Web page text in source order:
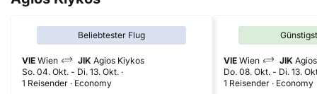
Beliebtester Flug
VIE Wien JIK Agios Kiykos
So. 04. Okt. - Di. 13. Okt.
1 Reisender
Economy
VIE Wien JIK
Do. 08. Okt. - Di. 13.
1 Reisender
Economy